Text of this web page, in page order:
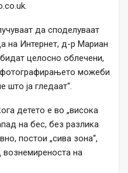
да споделуваат
на Интернет, д-р Мариан
целосно облечени,
фотографирањето можеби
што ја гледаат“.
детето е во „висока
на бес, без разлика
постои „сива зона“,
вознемиреноста на